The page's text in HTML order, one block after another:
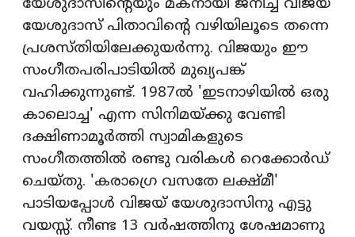
യേശുദാസിന്റെയും മകനായി ജനിച്ച വിജയ്
യേശുദാസ് പിതാവിന്റെ വഴിയിലൂടെ തന്നെ
പ്രശസ്തിയിലേക്കുയര്‍ന്നു. വിജയും ഈ
സംഗീതപരിപാടിയില്‍ മുഖ്യപങ്ക്
വഹിക്കുന്നുണ്ട്. 1987ല്‍ 'ഇടനാഴിയില്‍ ഒരു
കാലൊച്ച' എന്ന സിനിമയ്ക്കു വേണ്ടി
ദക്ഷിണാമൂര്‍ത്തി സ്വാമികളുടെ
സംഗീതത്തില്‍ രണ്ടു വരികള്‍ റെക്കോര്‍ഡ്
ചെയ്തു. 'കരാഗ്രെ വസതേ ലക്ഷ്മീ'
പാടിയപ്പോള്‍ വിജയ് യേശുദാസിനു എട്ടു
വയസ്സ്. നീണ്ട 13 വര്‍ഷത്തിനു ശേഷമാണു